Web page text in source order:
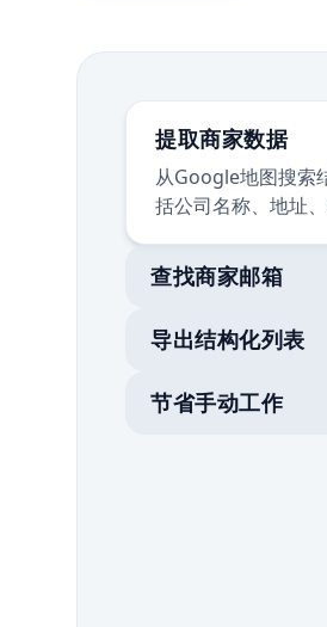
提取商家数据
从Google地图搜索
括公司名称、地址
查找商家邮箱
导出结构化列表
节省手动工作